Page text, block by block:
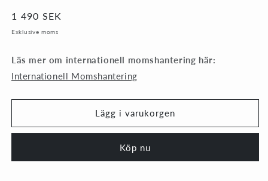
Ordinarie
pris
1 490 SEK
Exklusive moms
Läs mer om internationell momshantering här:
Internationell Momshantering
Lägg i varukorgen
Köp nu